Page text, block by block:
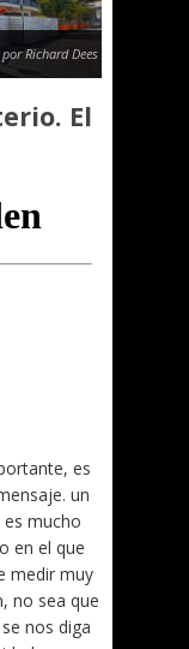
por Richard Dees
El
es
un
mucho
en el que
medir muy
no sea que
nos diga